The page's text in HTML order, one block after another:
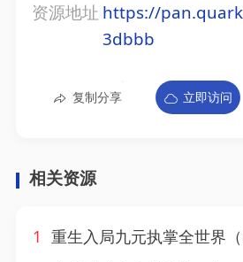
资源地址 https://
3dbbb
复制分享 立即访问
相关资源
1 重生入局九元执掌全世界（60集